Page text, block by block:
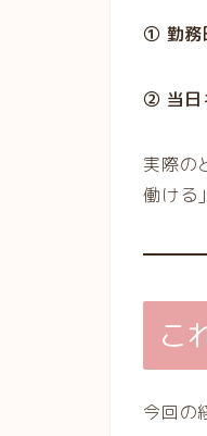
① 勤務
② 当日
実際の
働ける
こ
今回の